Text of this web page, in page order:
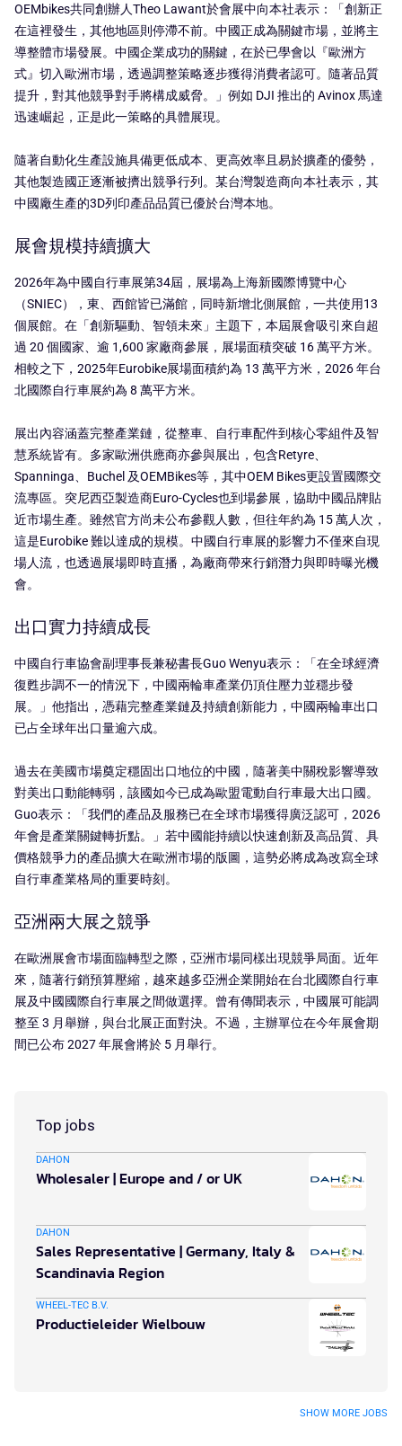
OEMbikes共同創辦人Theo Lawant於會展中向本社表示：「創新正
在這裡發生，其他地區則停滯不前。中國正成為關鍵市場，並將主
導整體市場發展。中國企業成功的關鍵，在於已學會以『歐洲方
式』切入歐洲市場，透過調整策略逐步獲得消費者認可。隨著品質
提升，對其他競爭對手將構成威脅。」例如 DJI 推出的 Avinox 馬達
迅速崛起，正是此一策略的具體展現。
隨著自動化生產設施具備更低成本、更高效率且易於擴產的優勢，
其他製造國正逐漸被擠出競爭行列。某台灣製造商向本社表示，其
中國廠生產的3D列印產品品質已優於台灣本地。
展會規模持續擴大
2026年為中國自行車展第34屆，展場為上海新國際博覽中心
（SNIEC），東、西館皆已滿館，同時新增北側展館，一共使用13
個展館。在「創新驅動、智領未來」主題下，本屆展會吸引來自超
過 20 個國家、逾 1,600 家廠商參展，展場面積突破 16 萬平方米。
相較之下，2025年Eurobike展場面積約為 13 萬平方米，2026 年台
北國際自行車展約為 8 萬平方米。
展出內容涵蓋完整產業鏈，從整車、自行車配件到核心零組件及智
慧系統皆有。多家歐洲供應商亦參與展出，包含Retyre、
Spanninga、Buchel 及OEMBikes等，其中OEM Bikes更設置國際交
流專區。突尼西亞製造商Euro-Cycles也到場參展，協助中國品牌貼
近市場生產。雖然官方尚未公布參觀人數，但往年約為 15 萬人次，
這是Eurobike 難以達成的規模。中國自行車展的影響力不僅來自現
場人流，也透過展場即時直播，為廠商帶來行銷潛力與即時曝光機
會。
出口實力持續成長
中國自行車協會副理事長兼秘書長Guo Wenyu表示：「在全球經濟
復甦步調不一的情況下，中國兩輪車產業仍頂住壓力並穩步發
展。」他指出，憑藉完整產業鏈及持續創新能力，中國兩輪車出口
已占全球年出口量逾六成。
過去在美國市場奠定穩固出口地位的中國，隨著美中關稅影響導致
對美出口動能轉弱，該國如今已成為歐盟電動自行車最大出口國。
Guo表示：「我們的產品及服務已在全球市場獲得廣泛認可，2026
年會是產業關鍵轉折點。」若中國能持續以快速創新及高品質、具
價格競爭力的產品擴大在歐洲市場的版圖，這勢必將成為改寫全球
自行車產業格局的重要時刻。
亞洲兩大展之競爭
在歐洲展會市場面臨轉型之際，亞洲市場同樣出現競爭局面。近年
來，隨著行銷預算壓縮，越來越多亞洲企業開始在台北國際自行車
展及中國國際自行車展之間做選擇。曾有傳聞表示，中國展可能調
整至 3 月舉辦，與台北展正面對決。不過，主辦單位在今年展會期
間已公布 2027 年展會將於 5 月舉行。
Top jobs
DAHON
Wholesaler | Europe and / or UK
DAHON
Sales Representative | Germany, Italy &
Scandinavia Region
WHEEL-TEC B.V.
Productieleider Wielbouw
SHOW MORE JOBS